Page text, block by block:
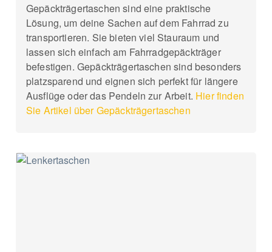
Gepäckträgertaschen sind eine praktische
Lösung, um deine Sachen auf dem Fahrrad zu
transportieren. Sie bieten viel Stauraum und
lassen sich einfach am Fahrradgepäckträger
befestigen. Gepäckträgertaschen sind besonders
platzsparend und eignen sich perfekt für längere
Ausflüge oder das Pendeln zur Arbeit. Hier finden
Sie Artikel über Gepäckträgertaschen